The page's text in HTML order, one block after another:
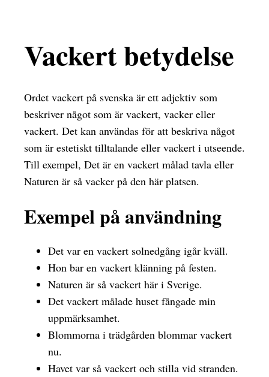
Vackert betydelse
Ordet vackert på svenska är ett adjektiv som
beskriver något som är vackert, vacker eller
vackert. Det kan användas för att beskriva något
som är estetiskt tilltalande eller vackert i utseende.
Till exempel, Det är en vackert målad tavla eller
Naturen är så vacker på den här platsen.
Exempel på användning
Det var en vackert solnedgång igår kväll.
Hon bar en vackert klänning på festen.
Naturen är så vackert här i Sverige.
Det vackert målade huset fångade min
uppmärksamhet.
Blommorna i trädgården blommar vackert
nu.
Havet var så vackert och stilla vid stranden.